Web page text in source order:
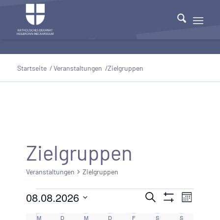
Startseite /Veranstaltungen /Zielgruppen
Zielgruppen
Veranstaltungen Zielgruppen
Veranstaltungen
Suche
Monat
08.08.2026
Datum
M MONTAG
D DIENSTAG
M MITTWOCH
D DONNERSTAG
F FREITAG
S SAMSTAG
S